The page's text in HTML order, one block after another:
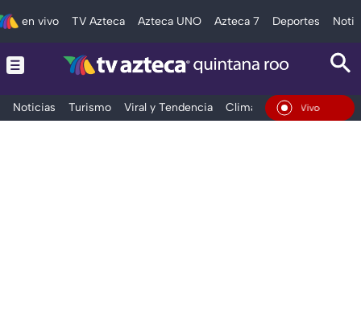
en vivo TV Azteca Azteca UNO Azteca 7 Deportes
Noticias Turismo Viral y Tendencia Clima Tráfico
En Vivo